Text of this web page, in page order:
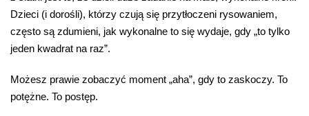
Dzieci (i dorośli), którzy czują się przytłoczeni rysowaniem,
często są zdumieni, jak wykonalne to się wydaje, gdy „to tylko
jeden kwadrat na raz”.
Możesz prawie zobaczyć moment „aha”, gdy to zaskoczy. To
potężne. To postęp.